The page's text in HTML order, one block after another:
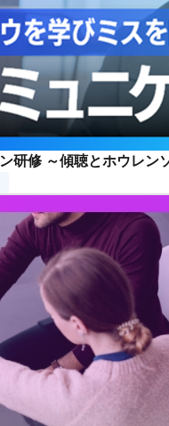
研修 ～傾聴とホウレン